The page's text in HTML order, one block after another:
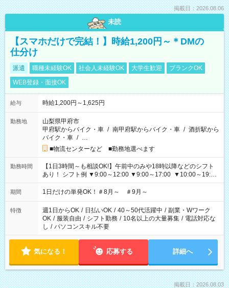
掲載日：2026.08.06
未読
【スマホだけで完結！】時給1,200円～＊DMの
仕分け
派遣 職種未経験OK 社会人未経験OK 大学生歓迎
ブランクOK
WEB登録・面接OK
給与 時給1,200円～1,625円
勤務地
山梨県甲府市
甲府駅からバイク・車 / 南甲府駅からバイク・車 / 酒折駅から
バイク・車 / …
■物流センターなど ■勤務地選べます
勤務時間
【1日3時間～も相談OK!】午前中のみや18時以降などのシフト
あり！ シフト例 ▼9:00～12:00 ▼9:00～17:00 ▼10:00～19:00
▼18:00～21:00
期間 1日だけの単発OK！＃8月～ ＃9月～
特徴 週1日からOK / 日払いOK / 40～50代活躍中 / 副業・Wワーク
OK / 服装自由 / シフト勤務 / 10名以上の大量募集 / 電話対応な
し / パソコンスキル不要
気になる！ 応募する 詳細へ
掲載日：2026.08.03